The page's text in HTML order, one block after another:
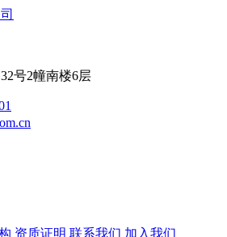
号2幢南楼6层
资质证明 联系我们 加入我们